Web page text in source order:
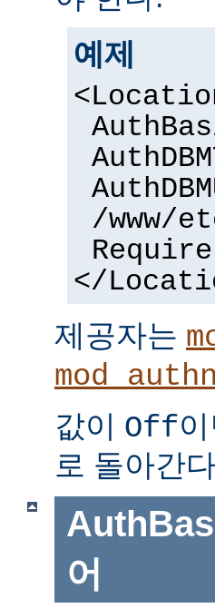
예제
/www/
</
제공자는
값이 Off
로 돌아간
어